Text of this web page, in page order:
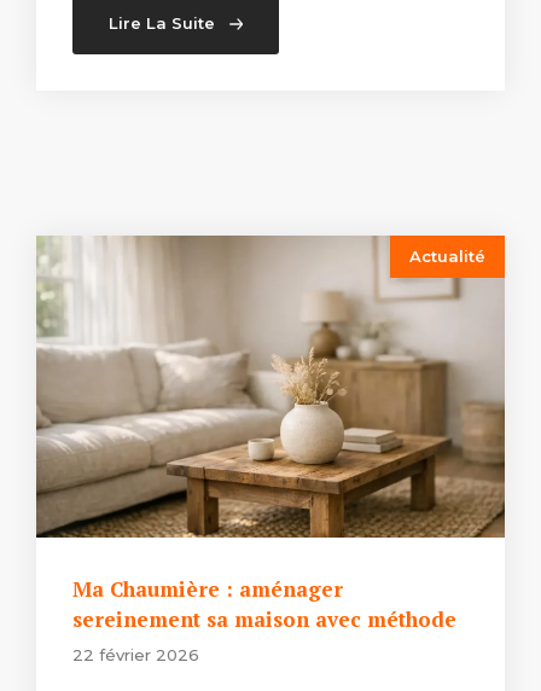
Lire La Suite
Actualité
Ma Chaumière : aménager
sereinement sa maison avec méthode
22 février 2026